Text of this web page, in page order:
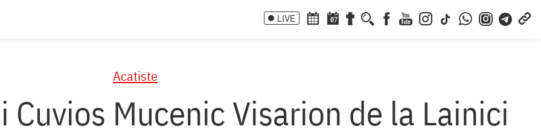
LIVE 07
Acatiste
Mucenic Visarion de la Lainici